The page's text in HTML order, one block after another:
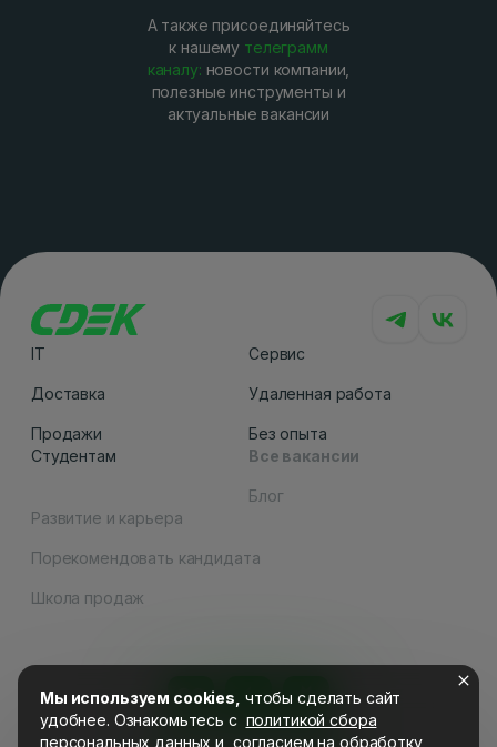
А также присоединяйтесь
к нашему телеграмм
каналу: новости компании,
полезные инструменты и
актуальные вакансии
Мы используем cookies, чтобы сделать сайт
удобнее. Ознакомьтесь c политикой сбора
персональных данных и согласием на обработку
IT
Доставка
Продажи
Сервис
Удаленная работа
Без опыта
Студентам
Все вакансии
Блог
Развитие и карьера
Порекомендовать кандидата
Школа продаж